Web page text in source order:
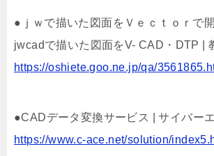
●ｊｗで描いた図面をＶｅｃｔｏｒで
jwcadで描いた図面をV- CAD・DTP |
https://oshiete.goo.ne.jp/qa/
●CADデータ変換サービス | サイバー
https://www.c-ace.net/solution/